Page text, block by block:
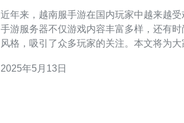
近年来，越南服手游在国内玩家中越来越受
手游服务器不仅游戏内容丰富多样，还有
风格，吸引了众多玩家的关注。本文将为大
的游戏。 《游戏1》是一款在越南服手游市场备受瞩目的
2025年5月13日